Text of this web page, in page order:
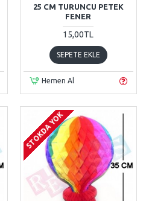
25 CM TURUNCU PETEK
FENER
15,00TL
SEPETE EKLE
Hemen Al
STOKDA YOK